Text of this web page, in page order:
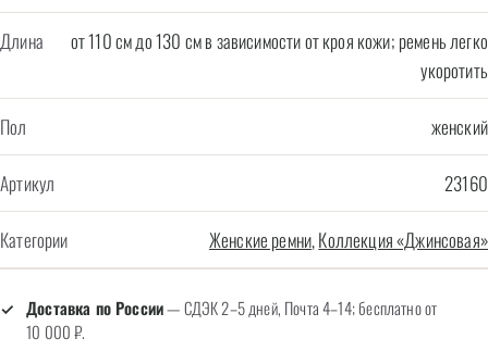
Длина
от 110 см до 130 см в зависимости от кроя кожи; ремень легко
укоротить
Пол женский
Артикул 23160
Категории Женские ремни,Коллекция «Джинсовая»
Доставка по России— СДЭК 2–5 дней, Почта 4–14; бесплатно от
10 000 ₽.